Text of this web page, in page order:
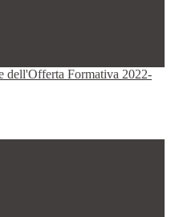
dell'Offerta Formativa 2022-